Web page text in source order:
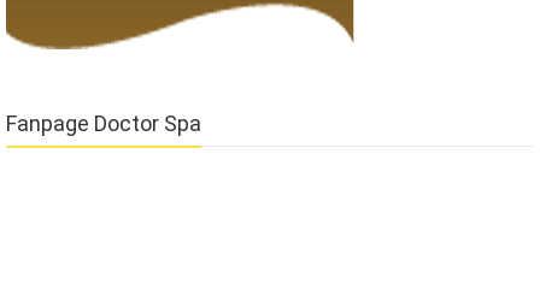
Fanpage Doctor Spa